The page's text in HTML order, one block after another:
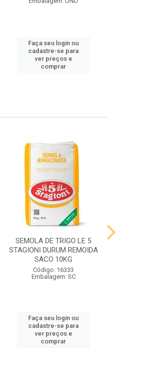
Faça seu login ou
cadastre-se para
ver preços e
comprar
SEMOLA DE TRIGO LE 5
STAGIONI DURUM REMOIDA
SACO 10KG
Código: 16333
Embalagem: SC
Faça seu login ou
cadastre-se para
ver preços e
comprar